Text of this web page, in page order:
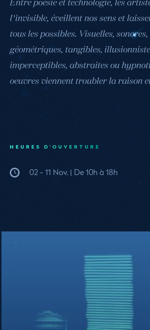
HEURES D'OUVERTURE
02 - 11 Nov. | De 10h à 18h
Entre poésie et technologie, les
l’invisible, éveillent nos sens et
tous les possibles. Visuelles,
géométriques, tangibles,
imperceptibles, abstraites ou
oeuvres viennent troubler la raison